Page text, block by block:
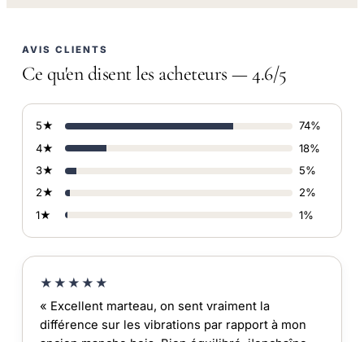
AVIS CLIENTS
Ce qu'en disent les acheteurs — 4.6/5
5★
74%
4★
18%
3★
5%
2★
2%
1★
1%
★★★★★
« Excellent marteau, on sent vraiment la
différence sur les vibrations par rapport à mon